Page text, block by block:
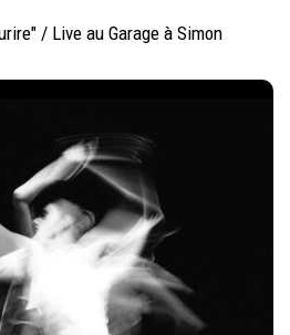
/ Live au Garage à Simon